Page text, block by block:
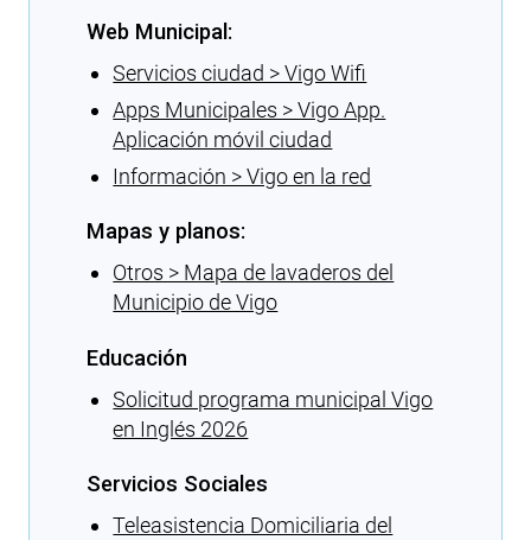
Web Municipal:
Servicios ciudad > Vigo Wifi
Apps Municipales > Vigo App.
Aplicación móvil ciudad
Información > Vigo en la red
Mapas y planos:
Otros > Mapa de lavaderos del
Municipio de Vigo
Educación
Solicitud programa municipal Vigo
en Inglés 2026
Servicios Sociales
Teleasistencia Domiciliaria del